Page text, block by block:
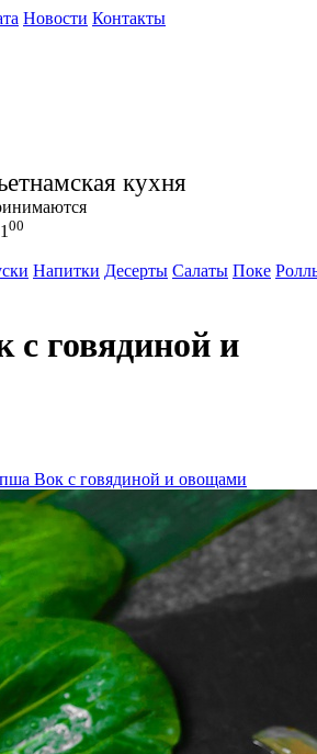
Новости Контакты
кухня
00
Напитки Десерты Салаты Поке
говядиной и
Вок с говядиной и овощами